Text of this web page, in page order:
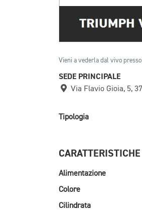
Vieni a vederla dal vivo presso
SEDE PRINCIPALE
Via Flavio Gioia, 5,
Tipologia
Alimentazione
Colore
Cilindrata